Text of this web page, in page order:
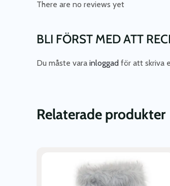
There are no reviews yet
BLI FÖRST MED ATT
Du måste vara inloggad för att skriva
Relaterade produkter